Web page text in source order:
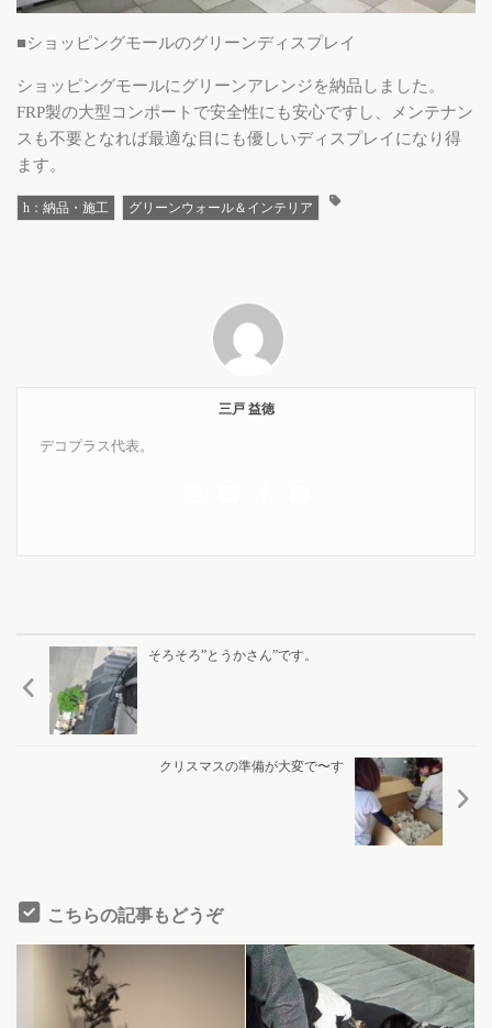
■ショッピングモールのグリーンディスプレイ
ショッピングモールにグリーンアレンジを納品しました。
FRP製の大型コンポートで安全性にも安心ですし、メンテナン
スも不要となれば最適な目にも優しいディスプレイになり得
ます。
h：納品・施工 グリーンウォール＆インテリア
三戸 益徳
デコプラス代表。
そろそろ”とうかさん”です。
クリスマスの準備が大変で〜す
こちらの記事もどうぞ